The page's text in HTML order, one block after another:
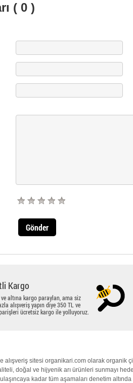
( 0 )
Gönder
Kargo
altına kargo paraylan, ama siz
alışveriş yapın diye 350 TL ve
ücretsiz kargo ile yolluyoruz.
alışveriş sitesi organikari.com olarak organik
, doğal ve hijyenik arı ürünleri sunmayı
kadar tüm aşamaları denetim